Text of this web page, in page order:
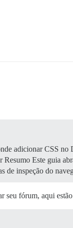
adicionar CSS no
Resumo Este guia
de inspeção do
fórum, aqui